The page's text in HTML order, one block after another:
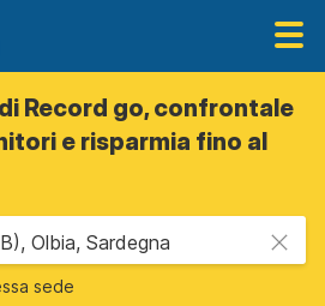
Record go, confrontale
e risparmia fino al
Olbia, Sardegna
sede